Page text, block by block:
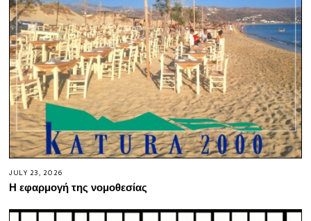
JULY 23, 2026
Η εφαρμογή της νομοθεσίας